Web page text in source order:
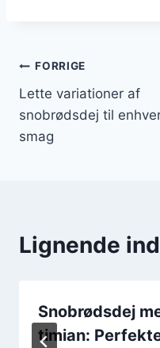
FORRIGE
Lette variationer af
snobrødsdej til
smag
Lignende
Snobrødsdej
timian: